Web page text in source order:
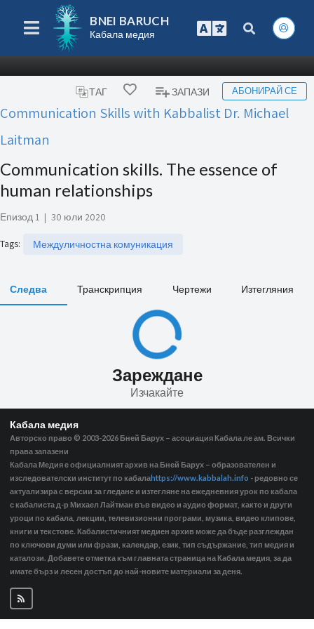
BNEI BARUCH
Кабала медия
ТАГ ЗАПАЗИ АБОНИРАЙ СЕ
Communication Skills with Kabbalist Dr. Michael
Laitman
Communication skills. The essence of
human relationships
Епизод 1 | 30 юли 2020
Tags: Междуличностна комуникация
Следва Транскрипция Чертежи Изтегляния
Зареждане
Изчакайте
Кабала медия
Авторско право © 2003-2026 Бней Барух – асоциация Кабала ле ам. Всички
права запазени
Кабала Медия е официалният архив на Бней Барух – образователен и
изследователски институт по кабалаhttps://www.kabbalah.info - редовно се
актуализира с версии за гледане и изтегляне на ежедневния урок по кабала
с кабалиста д-р Михаел Лайтман във видео и аудио формат, както и други
уроци по кабала, лекции, телевизионни програми, музика, видео клипове,
книги и текстове. Кабалистичният медиен архив може да бъде разглеждан
по ключови думи или фрази, календар, език, тип съдържание, тип медия и
каталози. Добавете отметка към главната страница на Кабала медия, за да
имате бърз и лесен достъп до най-новите материали за деня.